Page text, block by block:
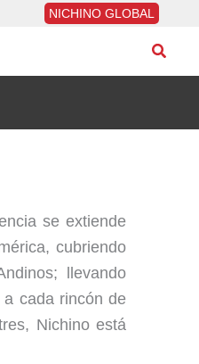
NICHINO GLOBAL
se extiende
cubriendo
llevando
cada rincón de
Nichino está